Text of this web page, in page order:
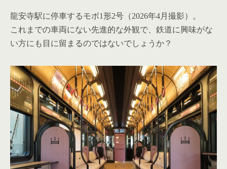
龍安寺駅に停車するモボ1形2号（2026年4月撮影）。
これまでの車両にない先進的な外観で、鉄道に興味がな
い方にも目に留まるのではないでしょうか？